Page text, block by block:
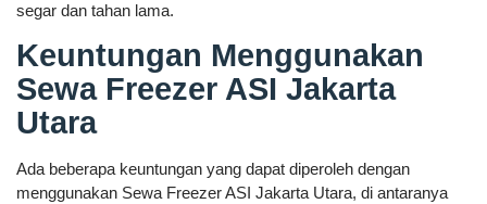
segar dan tahan lama.
Keuntungan Menggunakan
Sewa Freezer ASI Jakarta
Utara
Ada beberapa keuntungan yang dapat diperoleh dengan
menggunakan Sewa Freezer ASI Jakarta Utara, di antaranya